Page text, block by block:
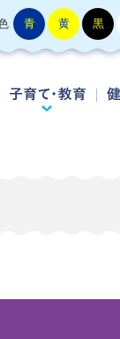
青 黄 黒
情報
らし・手続き子